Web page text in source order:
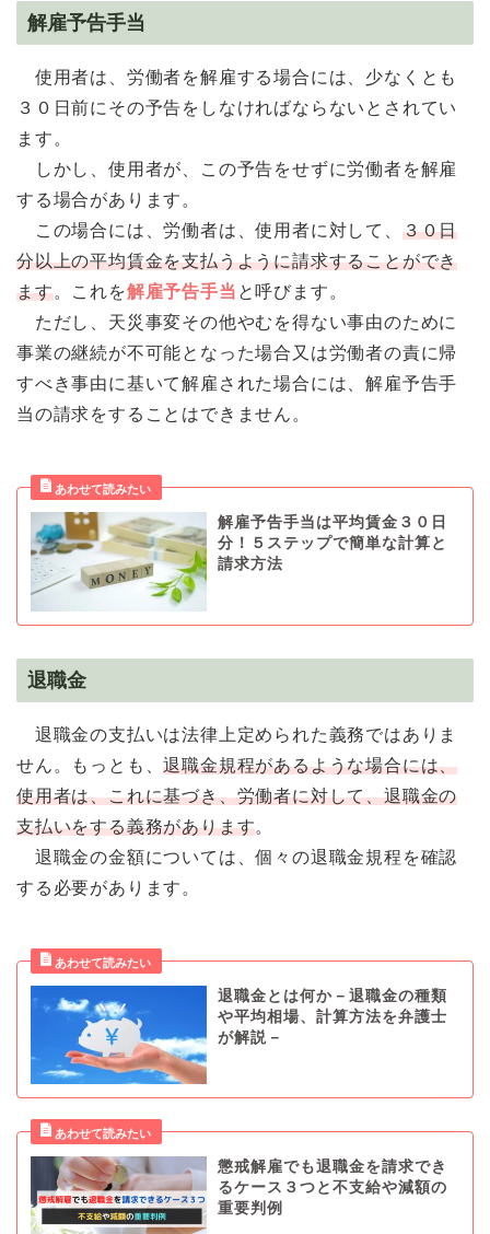
解雇予告手当
使用者は、労働者を解雇する場合には、少なくとも
３０日前にその予告をしなければならないとされてい
ます。
しかし、使用者が、この予告をせずに労働者を解雇
する場合があります。
この場合には、労働者は、使用者に対して、 ３０日
分以上の平均賃金を支払うように請求することができ
ます。これを解雇予告手当 と呼びます。
ただし、天災事変その他やむを得ない事由のために
事業の継続が不可能となった場合又は労働者の責に帰
すべき事由に基いて解雇された場合には、解雇予告手
当の請求をすることはできません。
解雇予告手当は平均賃金３０日
分！５ステップで簡単な計算と
請求方法
退職金
退職金の支払いは法律上定められた義務ではありま
せん。もっとも、退職金規程があるような場合には、
使用者は、これに基づき、労働者に対して、退職金の
支払いをする義務があります。
退職金の金額については、個々の退職金規程を確認
する必要があります。
退職金とは何か－退職金の種類
や平均相場、計算方法を弁護士
が解説－
懲戒解雇でも退職金を請求でき
るケース３つと不支給や減額の
重要判例